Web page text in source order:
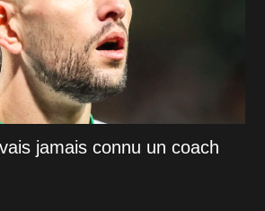
jamais connu un coach